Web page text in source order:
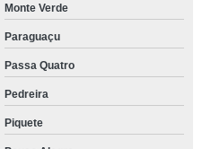
Monte Verde
Paraguaçu
Passa Quatro
Pedreira
Piquete